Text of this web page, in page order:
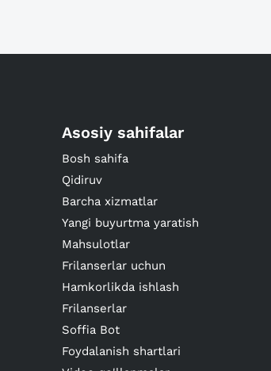
Asosiy sahifalar
Bosh sahifa
Qidiruv
Barcha xizmatlar
Yangi buyurtma yaratish
Mahsulotlar
Frilanserlar uchun
Hamkorlikda ishlash
Frilanserlar
Soffia Bot
Foydalanish shartlari